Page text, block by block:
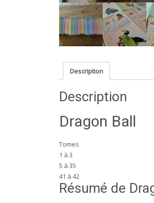
Description
Description
Dragon Ball
Tomes
1 à 3
5 à 35
41 à 42
Résumé de